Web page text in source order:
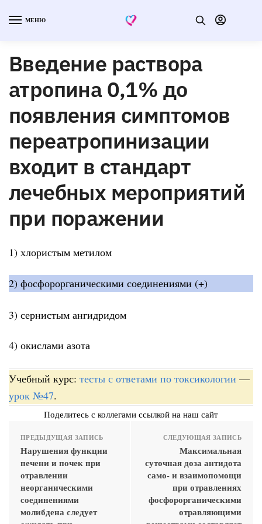
МЕНЮ
Введение раствора
атропина 0,1% до
появления симптомов
переатропинизации
входит в стандарт
лечебных мероприятий
при поражении
1) хлористым метилом
2) фосфорорганическими соединениями (+)
3) сернистым ангидридом
4) окислами азота
Учебный курс: тесты с ответами по токсикологии —
урок №47.
Поделитесь с коллегами ссылкой на наш сайт
ПРЕДЫДУЩАЯ ЗАПИСЬ
Нарушения функции
печени и почек при
отравлении
неорганическими
соединениями
молибдена следует
СЛЕДУЮЩАЯ ЗАПИСЬ
Максимальная
суточная доза антидота
само- и взаимопомощи
при отравлениях
фосфорорганическими
отравляющими